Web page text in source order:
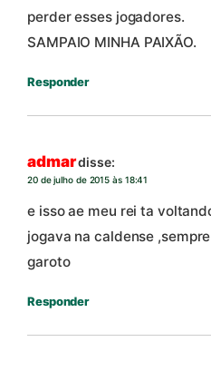
perder esses jogadores.
SAMPAIO MINHA PAIXÃO.
Responder
admardisse:
20 de julho de 2015 às 18:41
e isso ae meu rei ta
jogava na caldense
garoto
Responder